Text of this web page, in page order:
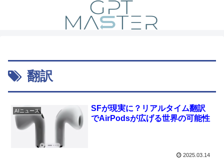
翻訳
AIニュース
SFが現実に？リアルタイム翻訳
でAirPodsが広げる世界の可能性
2025.03.14